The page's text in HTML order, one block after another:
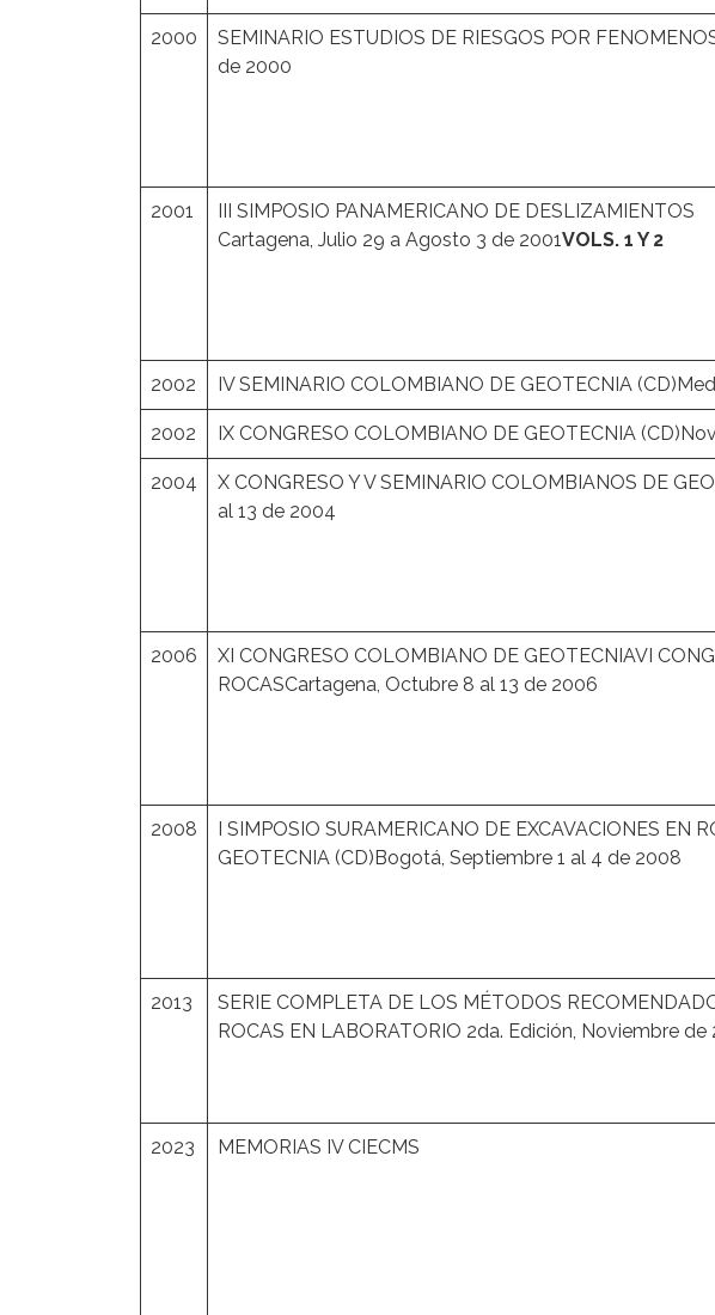
2000
SEMINARIO ESTUDIOS DE RIESGOS POR
de 2000
2001
III SIMPOSIO PANAMERICANO DE DESLIZAMIENTOS
Cartagena, Julio 29 a Agosto 3 de 2001VOLS. 1 Y 2
2002 IV SEMINARIO COLOMBIANO DE GEOTECNIA
2002 IX CONGRESO COLOMBIANO DE GEOTECNIA
2004
X CONGRESO Y V SEMINARIO COLOMBIANOS DE
al 13 de 2004
2006
XI CONGRESO COLOMBIANO DE GEOTECNIAVI
ROCASCartagena, Octubre 8 al 13 de 2006
2008
I SIMPOSIO SURAMERICANO DE EXCAVACIONES EN
GEOTECNIA (CD)Bogotá, Septiembre 1 al 4 de 2008
2013
SERIE COMPLETA DE LOS MÉTODOS
ROCAS EN LABORATORIO 2da. Edición, Noviembre de
2023 MEMORIAS IV CIECMS